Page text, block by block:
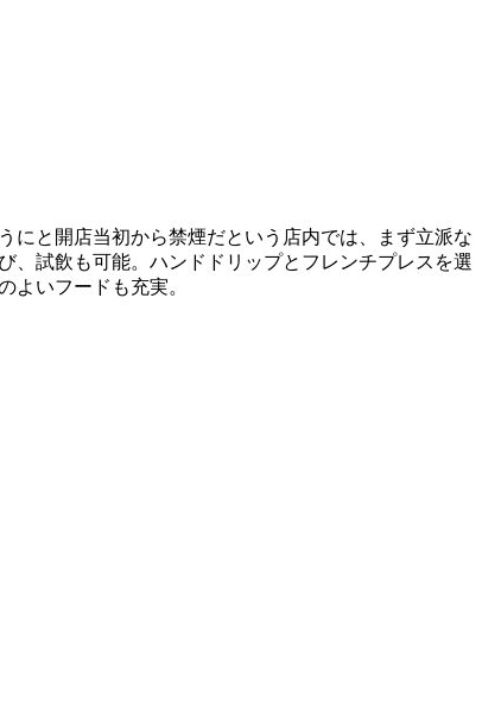
にと開店当初から禁煙だという店内では、まず立派な
、試飲も可能。ハンドドリップとフレンチプレスを選
よいフードも充実。